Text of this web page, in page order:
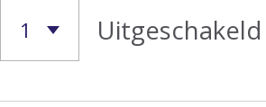
Uitgeschakeld